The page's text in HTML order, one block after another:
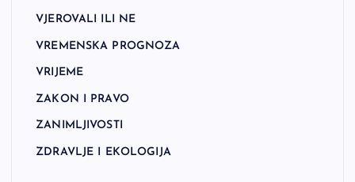
VJEROVALI ILI NE
VREMENSKA PROGNOZA
VRIJEME
ZAKON I PRAVO
ZANIMLJIVOSTI
ZDRAVLJE I EKOLOGIJA